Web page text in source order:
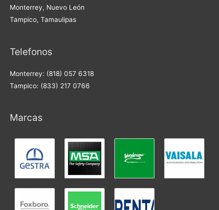
Monterrey, Nuevo León
Tampico, Tamaulipas
Telefonos
Monterrey: (818) 057 6318
Tampico: (833) 217 0766
Marcas